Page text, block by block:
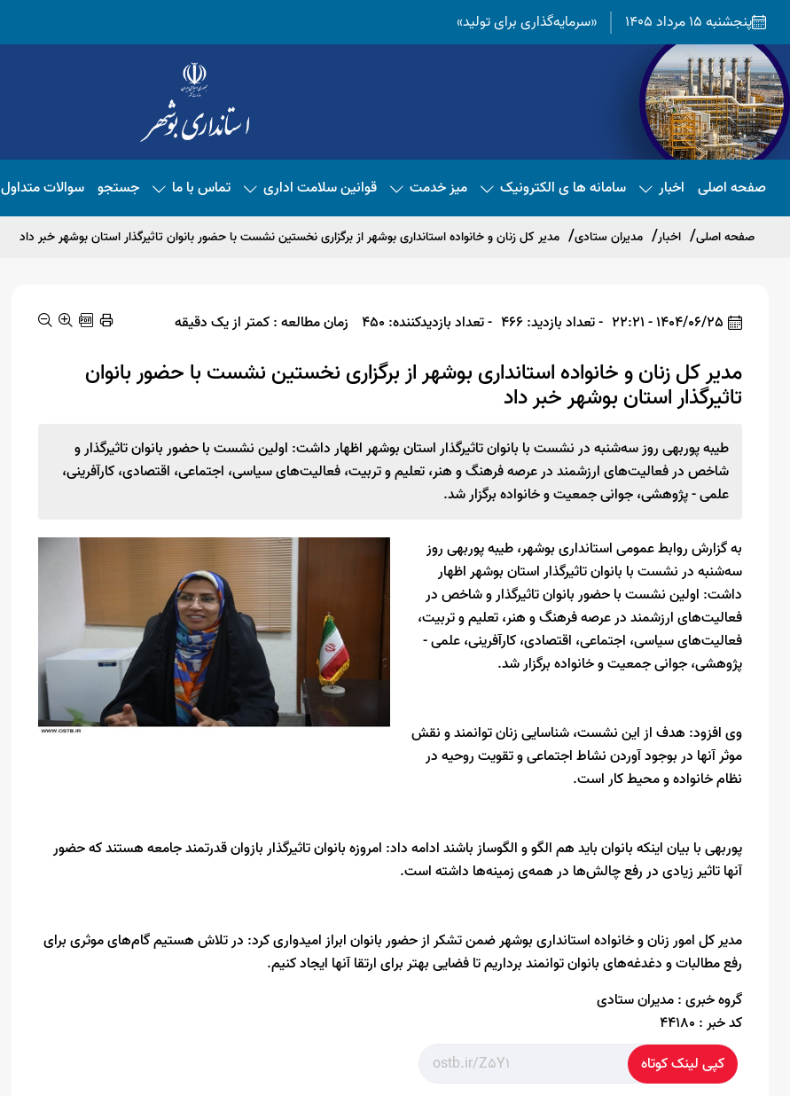
پنجشنبه 15 مرداد 1405 «سرمایه‌گذاری برای تولید»
صفحه اصلی اخبار سامانه ها ی الکترونیک میز خدمت قوانین سلامت اداری تماس با ما جستجو سوالات متداول
صفحه اصلی اخبار مدیران ستادی مدیر کل زنان و خانواده استانداری بوشهر از برگزاری نخستین نشست با حضور بانوان تاثیرگذار استان بوشهر خبر داد
1404/06/25 - 22:21 - تعداد بازدید: 466 - تعداد بازدیدکننده: 450 زمان مطالعه : کمتر از یک دقیقه
مدیر کل زنان و خانواده استانداری بوشهر از برگزاری نخستین نشست با حضور بانوان
تاثیرگذار استان بوشهر خبر داد
طیبه پوربهی روز سه‌شنبه در نشست با بانوان تاثیرگذار استان بوشهر اظهار داشت: اولین نشست با حضور بانوان تاثیرگذار و
شاخص در فعالیت‌های ارزشمند در عرصه فرهنگ و هنر، تعلیم و تربیت، فعالیت‌های سیاسی، اجتماعی، اقتصادی، کارآفرینی،
علمی - پژوهشی، جوانی جمعیت و خانواده برگزار شد.
به گزارش روابط عمومی استانداری بوشهر، طیبه پوربهی روز
سه‌شنبه در نشست با بانوان تاثیرگذار استان بوشهر اظهار
داشت: اولین نشست با حضور بانوان تاثیرگذار و شاخص در
فعالیت‌های ارزشمند در عرصه فرهنگ و هنر، تعلیم و تربیت،
فعالیت‌های سیاسی، اجتماعی، اقتصادی، کارآفرینی، علمی -
پژوهشی، جوانی جمعیت و خانواده برگزار شد.
وی افزود: هدف از این نشست، شناسایی زنان توانمند و نقش
موثر آنها در بوجود آوردن نشاط اجتماعی و تقویت روحیه در
نظام خانواده و محیط کار است.
پوربهی با بیان اینکه بانوان باید هم الگو و الگوساز باشند ادامه داد: امروزه بانوان تاثیرگذار بازوان قدرتمند جامعه هستند که حضور
آنها تاثیر زیادی در رفع چالش‌ها در همه‌ی زمینه‌ها داشته است.
مدیر کل امور زنان و خانواده استانداری بوشهر ضمن تشکر از حضور بانوان ابراز امیدواری کرد: در تلاش هستیم گام‌های موثری برای
رفع مطالبات و دغدغه‌های بانوان توانمند برداریم تا فضایی بهتر برای ارتقا آنها ایجاد کنیم.
گروه خبری :مدیران ستادی
کد خبر : 44180
کپی لینک کوتاه